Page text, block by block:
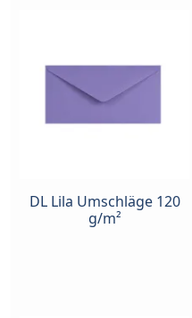
DL Lila Umschläge 120
g/m²